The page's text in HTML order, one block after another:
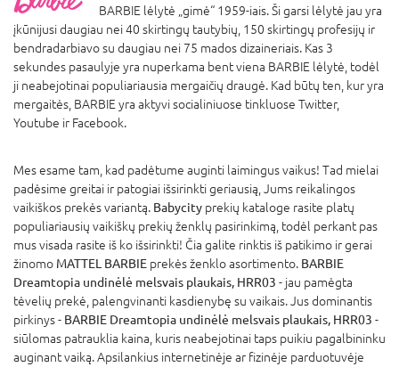
BARBIE lėlytė „gimė“ 1959-iais. Ši garsi lėlytė jau yra
įkūnijusi daugiau nei 40 skirtingų tautybių, 150 skirtingų profesijų ir
bendradarbiavo su daugiau nei 75 mados dizaineriais. Kas 3
sekundes pasaulyje yra nuperkama bent viena BARBIE lėlytė, todėl
ji neabejotinai populiariausia mergaičių draugė. Kad būtų ten, kur yra
mergaitės, BARBIE yra aktyvi socialiniuose tinkluose Twitter,
Youtube ir Facebook.
Mes esame tam, kad padėtume auginti laimingus vaikus! Tad mielai
padėsime greitai ir patogiai išsirinkti geriausią, Jums reikalingos
vaikiškos prekės variantą. Babycity prekių kataloge rasite platų
populiariausių vaikiškų prekių ženklų pasirinkimą, todėl perkant pas
mus visada rasite iš ko išsirinkti! Čia galite rinktis iš patikimo ir gerai
žinomo MATTEL BARBIE prekės ženklo asortimento. BARBIE
Dreamtopia undinėlė melsvais plaukais, HRR03 - jau pamėgta
tėvelių prekė, palengvinanti kasdienybę su vaikais. Jus dominantis
pirkinys - BARBIE Dreamtopia undinėlė melsvais plaukais, HRR03 -
siūlomas patrauklia kaina, kuris neabejotinai taps puikiu pagalbininku
auginant vaiką. Apsilankius internetinėje ar fizinėje parduotuvėje